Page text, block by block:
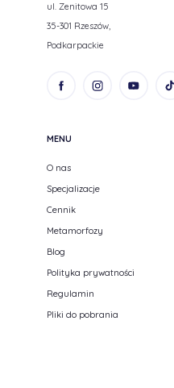
ul. Zenitowa 15
35-301 Rzeszów,
Podkarpackie
MENU
O nas
Specjalizacje
Cennik
Metamorfozy
Blog
Polityka prywatności
Regulamin
Pliki do pobrania